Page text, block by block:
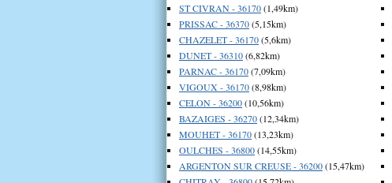
ST CIVRAN - 36170(1,49km)
PRISSAC - 36370(5,15km)
CHAZELET - 36170(5,6km)
DUNET - 36310(6,82km)
PARNAC - 36170(7,09km)
VIGOUX - 36170(8,98km)
CELON - 36200(10,56km)
BAZAIGES - 36270(12,34km)
MOUHET - 36170(13,23km)
OULCHES - 36800(14,55km)
ARGENTON SUR CREUSE - 36200(15,47km)